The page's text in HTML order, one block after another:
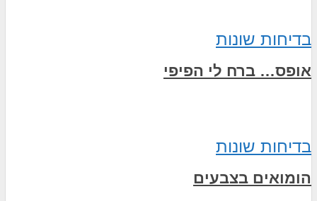
בדיחות שונות
אופס… ברח לי הפיפי
בדיחות שונות
הומואים בצבעים